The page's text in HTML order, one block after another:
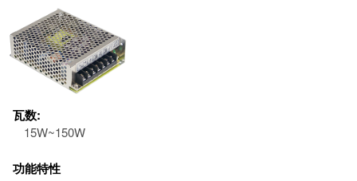
瓦数:
15W~150W
功能特性